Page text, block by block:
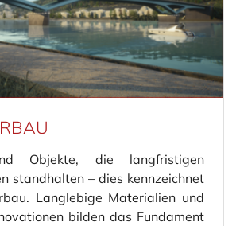
Objekte, die langfristigen
standhalten – dies kennzeichnet
Langlebige Materialien und
bilden das Fundament